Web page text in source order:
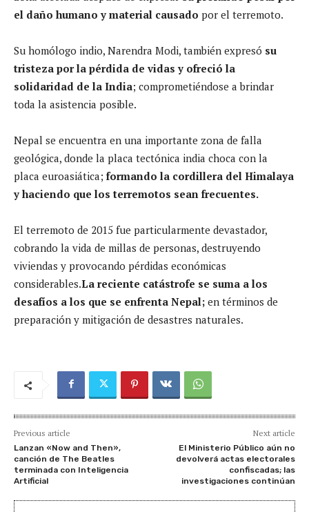
el daño humano y material causado por el terremoto.
Su homólogo indio, Narendra Modi, también expresó su
tristeza por la pérdida de vidas y ofreció la
solidaridad de la India; comprometiéndose a brindar
toda la asistencia posible.
Nepal se encuentra en una importante zona de falla
geológica, donde la placa tectónica india choca con la
placa euroasiática; formando la cordillera del Himalaya
y haciendo que los terremotos sean frecuentes.
El terremoto de 2015 fue particularmente devastador,
cobrando la vida de millas de personas, destruyendo
viviendas y provocando pérdidas económicas
considerables.La reciente catástrofe se suma a los
desafíos a los que se enfrenta Nepal; en términos de
preparación y mitigación de desastres naturales.
Previous article
Lanzan «Now and Then»,
canción de The Beatles
terminada con Inteligencia
Artificial
Next article
El Ministerio Público aún no
devolverá actas electorales
confiscadas; las
investigaciones continúan